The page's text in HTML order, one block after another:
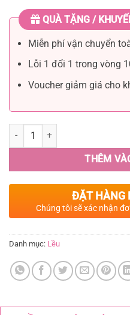
1.200.000₫.là:
QUÀ TẶNG /
Miễn phí vận chuyển
Lỗi 1 đổi 1 trong vòng
Voucher giảm giá cho
THÊM
ĐẶT HÀNG
Chúng tôi sẽ xác nhận
Danh mục: Lều